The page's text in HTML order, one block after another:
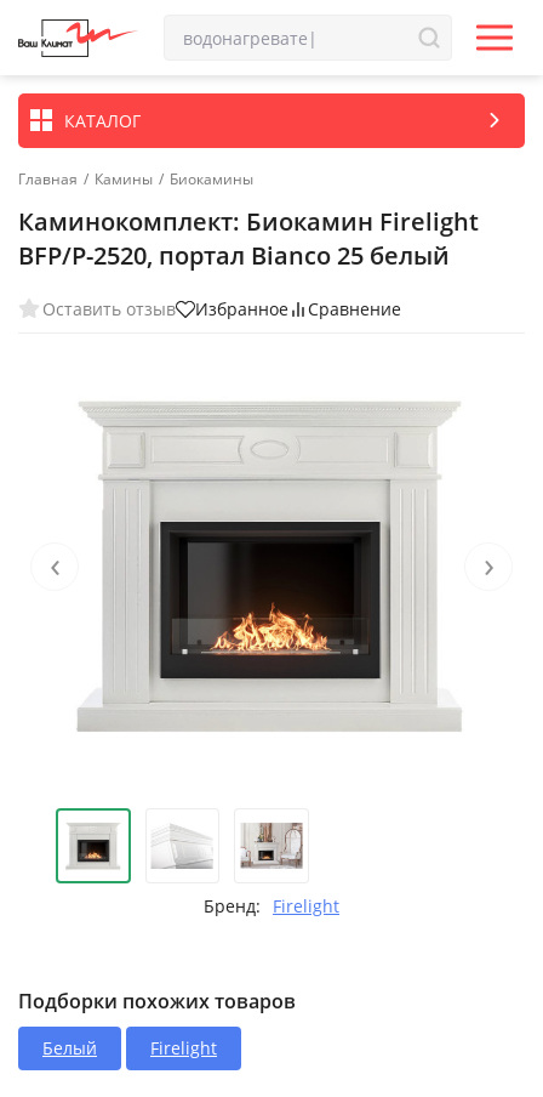
КАТАЛОГ
Главная / Камины / Биокамины
Каминокомплект: Биокамин Firelight
BFP/P-2520, портал Bianco 25 белый
Оставить отзыв Избранное Сравнение
‹ ›
Бренд: Firelight
Подборки похожих товаров
Белый Firelight